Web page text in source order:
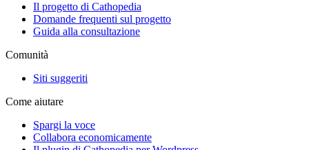
Il progetto di Cathopedia
Domande frequenti sul progetto
Guida alla consultazione
Comunità
Siti suggeriti
Come aiutare
Spargi la voce
Collabora economicamente